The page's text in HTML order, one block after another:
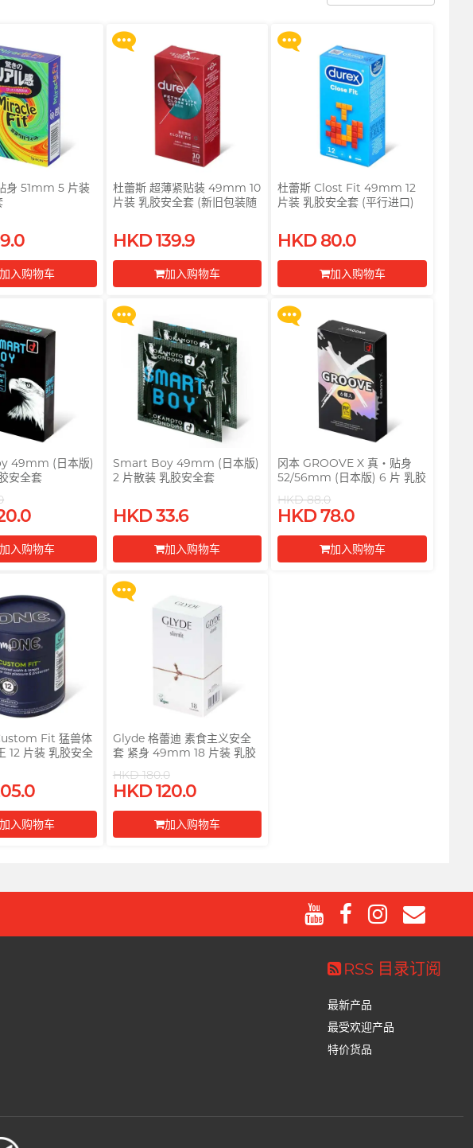
身 51mm 5 片装
加入购物车
杜蕾斯 超薄紧贴装 49mm 10
片装 乳胶安全套 (新旧包装随
HKD 139.9
加入购物车
更多优惠
杜蕾斯 Clost Fit 49mm 12
片装 乳胶安全套 (平行进口)
HKD 80.0
加入购物车
可以优惠价 $129
座 (刀架 1 件 + 刀
49mm (日本版)
安全套
加入购物车
买满 $200 即可以优惠价 $129
列剃须刀连底座 (刀架 1 件 + 刀
更多优惠
Smart Boy 49mm (日本版)
2 片散装 乳胶安全套
HKD 33.6
加入购物车
买满 $200 即可以优惠价 $129
列剃须刀连底座 (刀架 1 件 + 刀
更多优惠
冈本 GROOVE X 真‧贴身
52/56mm (日本版) 6 片 乳胶
HKD 88.0
HKD 78.0
加入购物车
可以优惠价 $129
吉列 Labs 极光系
座 (刀架 1 件 + 刀
Fit 猛兽体
12 片装 乳胶安全
加入购物车
买满 $200 即可以优惠价 $129
列剃须刀连底座 (刀架 1 件 + 刀
更多优惠
Glyde 格蕾迪 素食主义安全
套 紧身 49mm 18 片装 乳胶
HKD 180.0
HKD 120.0
加入购物车
RSS 目录订阅
最新产品
最受欢迎产品
特价货品